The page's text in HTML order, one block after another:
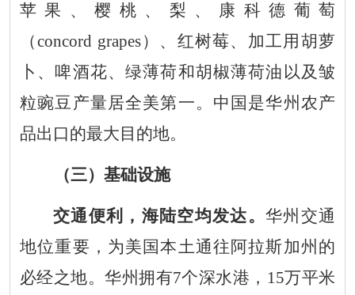
苹果、樱桃、梨、康科德葡萄
（concord grapes）、红树莓、加工用胡萝
卜、啤酒花、绿薄荷和胡椒薄荷油以及皱
粒豌豆产量居全美第一。中国是华州农产
品出口的最大目的地。
（三）基础设施
交通便利，海陆空均发达。 华州交通
地位重要，为美国本土通往阿拉斯加州的
必经之地。华州拥有7个深水港， 15万平米